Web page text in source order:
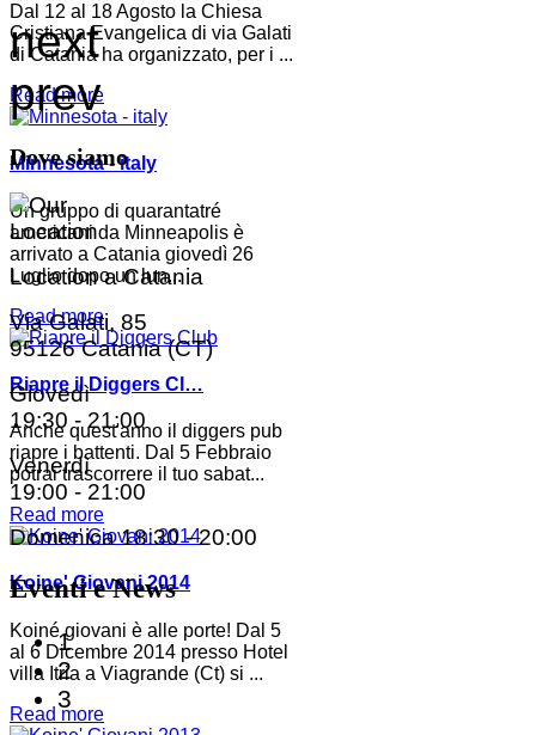
Dal 12 al 18 Agosto la Chiesa
Cristiana Evangelica di via Galati
di Catania ha organizzato, per i ...
Read more
Minnesota - italy
Un gruppo di quarantatré
americani da Minneapolis è
arrivato a Catania giovedì 26
Luglio dopo un lun...
Read more
Riapre il Diggers Cl…
Anche quest'anno il diggers pub
riapre i battenti. Dal 5 Febbraio
potrai trascorrere il tuo sabat...
Read more
Koine' Giovani 2014
Koiné giovani è alle porte! Dal 5
al 6 Dicembre 2014 presso Hotel
villa Itria a Viagrande (Ct) si ...
Read more
next
prev
Dove siamo
Location a Catania
Via Galati, 85
95126 Catania (CT)
Giovedì
19:30 - 21:00
Venerdì
19:00 - 21:00
Domenica18:30 - 20:00
Eventi e News
1
2
3